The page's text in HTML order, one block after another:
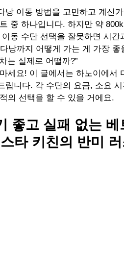
낭 이동 방법을 고민하고 계신
중 하나입니다. 하지만 약
동 수단 선택을 잘못하면 시
낭까지 어떻게 가는 게 가장
는 실제로 어떨까?”
세요! 이 글에서는 하노이에서
립니다. 각 수단의 요금, 소요
의 선택을 할 수 있을 거에요.
좋고 실패 없는
타 키친의 반미